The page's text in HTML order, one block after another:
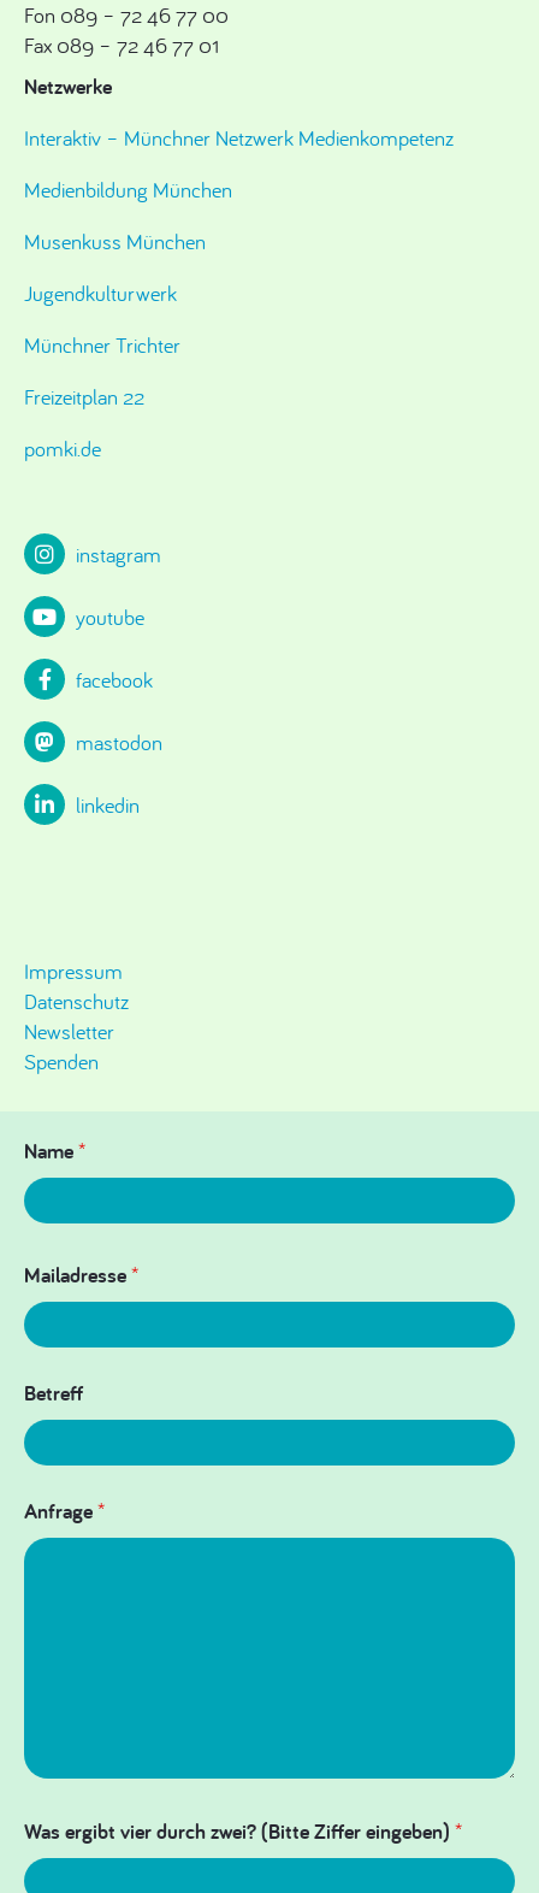
Fon 089 – 72 46 77 00
Fax 089 – 72 46 77 01
Netzwerke
Interaktiv – Münchner Netzwerk Medienkompetenz
Medienbildung München
Musenkuss München
Jugendkulturwerk
Münchner Trichter
Freizeitplan 22
pomki.de
instagram
youtube
facebook
mastodon
linkedin
Impressum
Datenschutz
Newsletter
Spenden
Name*
Mailadresse*
Betreff
Anfrage*
Was ergibt vier durch zwei? (Bitte Ziffer eingeben) *